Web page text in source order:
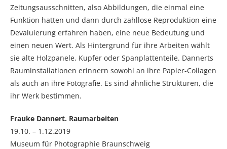
Zeitungsausschnitten, also Abbildungen, die einmal eine
Funktion hatten und dann durch zahllose Reproduktion eine
Devaluierung erfahren haben, eine neue Bedeutung und
einen neuen Wert. Als Hintergrund für ihre Arbeiten wählt
sie alte Holzpanele, Kupfer oder Spanplattenteile. Dannerts
Rauminstallationen erinnern sowohl an ihre Papier-Collagen
als auch an ihre Fotografie. Es sind ähnliche Strukturen, die
ihr Werk bestimmen.
Frauke Dannert. Raumarbeiten
19.10. – 1.12.2019
Museum für Photographie Braunschweig